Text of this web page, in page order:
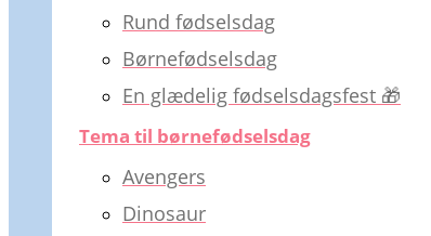
Rund fødselsdag
Børnefødselsdag
En glædelig fødselsdagsfest 🎁
Tema til børnefødselsdag
Avengers
Dinosaur